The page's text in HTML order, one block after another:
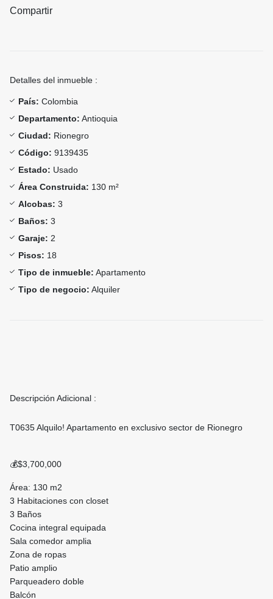
Compartir
Detalles del inmueble :
País: Colombia
Departamento: Antioquia
Ciudad: Rionegro
Código: 9139435
Estado: Usado
Área Construida: 130 m²
Alcobas: 3
Baños: 3
Garaje: 2
Pisos: 18
Tipo de inmueble: Apartamento
Tipo de negocio: Alquiler
Descripción Adicional :
T0635 Alquilo! Apartamento en exclusivo sector de Rionegro
💰$3,700,000
Área: 130 m2
3 Habitaciones con closet
3 Baños
Cocina integral equipada
Sala comedor amplia
Zona de ropas
Patio amplio
Parqueadero doble
Balcón